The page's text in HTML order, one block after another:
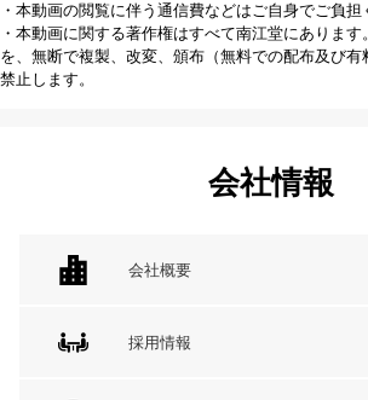
・本動画の閲覧に伴う通信費などはご自身でご負担
・本動画に関する著作権はすべて南江堂にありま
を、無断で複製、改変、頒布（無料での配布及び
禁止します。
会社情報
会社概要
採用情報